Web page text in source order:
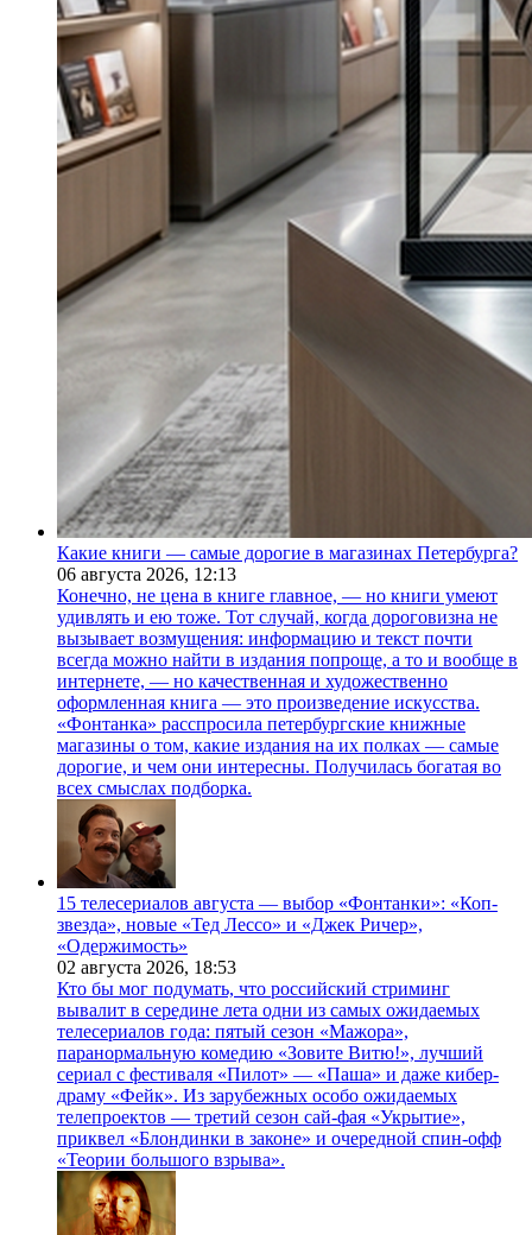
Какие книги — самые дорогие в магазинах Петербурга?
06 августа 2026, 12:13
Конечно, не цена в книге главное, — но книги умеют
удивлять и ею тоже. Тот случай, когда дороговизна не
вызывает возмущения: информацию и текст почти
всегда можно найти в издания попроще, а то и вообще в
интернете, — но качественная и художественно
оформленная книга — это произведение искусства.
«Фонтанка» расспросила петербургские книжные
магазины о том, какие издания на их полках — самые
дорогие, и чем они интересны. Получилась богатая во
всех смыслах подборка.
15 телесериалов августа — выбор «Фонтанки»: «Коп-
звезда», новые «Тед Лессо» и «Джек Ричер»,
«Одержимость»
02 августа 2026, 18:53
Кто бы мог подумать, что российский стриминг
вывалит в середине лета одни из самых ожидаемых
телесериалов года: пятый сезон «Мажора»,
паранормальную комедию «Зовите Витю!», лучший
сериал с фестиваля «Пилот» — «Паша» и даже кибер-
драму «Фейк». Из зарубежных особо ожидаемых
телепроектов — третий сезон сай-фая «Укрытие»,
приквел «Блондинки в законе» и очередной спин-офф
«Теории большого взрыва».